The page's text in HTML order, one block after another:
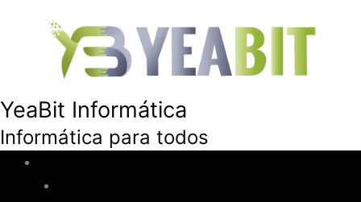
YeaBit Informática
Informática para todos